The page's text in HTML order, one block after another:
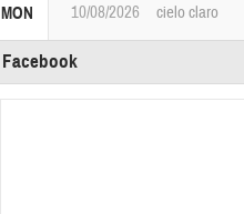
MON 10/08/2026 cielo claro
Facebook